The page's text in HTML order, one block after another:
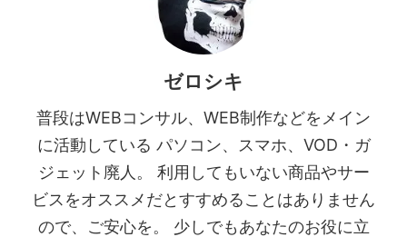
ゼロシキ
普段はWEBコンサル、WEB制作などをメイン
に活動している パソコン、スマホ、VOD・ガ
ジェット廃人。 利用してもいない商品やサー
ビスをオススメだとすすめることはありません
ので、ご安心を。 少しでもあなたのお役に立